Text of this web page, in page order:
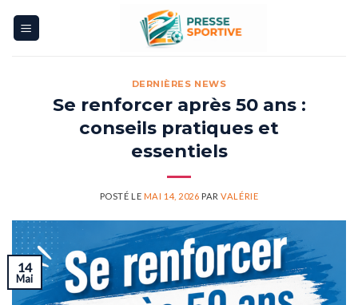
DERNIÈRES NEWS
Se renforcer après 50 ans :
conseils pratiques et
essentiels
POSTÉ LE MAI 14, 2026 PARVALÉRIE
14
Mai